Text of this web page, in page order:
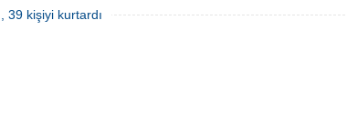
39 kişiyi kurtardı